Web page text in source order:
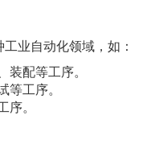
业自动化领域，如：
装配等工序。
等工序。
序。